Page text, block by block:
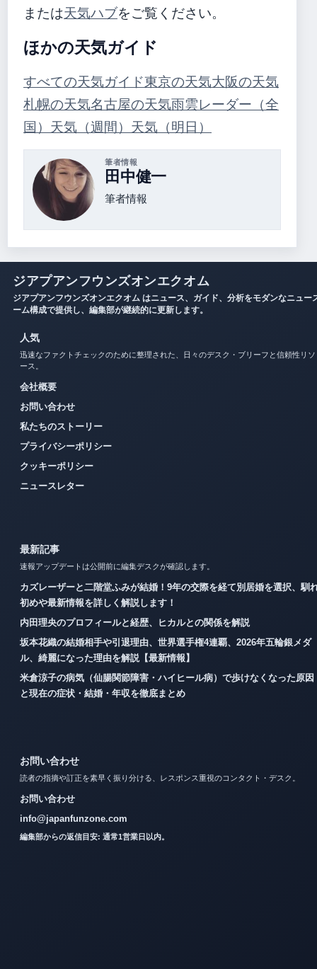
または天気ハブをご覧ください。
ほかの天気ガイド
すべての天気ガイド東京の天気大阪の天気
札幌の天気名古屋の天気雨雲レーダー（全
国） 天気（週間） 天気（明日）
筆者情報
田中健一
筆者情報
ジアプアンフウンズオンエクオム
ジアプアンフウンズオンエクオム はニュース、ガイド、分析をモダンなニュー
ーム構成で提供し、編集部が継続的に更新します。
人気
迅速なファクトチェックのために整理された、日々のデスク・ブリーフと信頼性リソ
ース。
会社概要
お問い合わせ
私たちのストーリー
プライバシーポリシー
クッキーポリシー
ニュースレター
最新記事
速報アップデートは公開前に編集デスクが確認します。
カズレーザーと二階堂ふみが結婚！9年の交際を経て別居婚を選択、馴
初めや最新情報を詳しく解説します！
内田理央のプロフィールと経歴、ヒカルとの関係を解説
坂本花織の結婚相手や引退理由、世界選手権4連覇、2026年五輪銀メダ
ル、綺麗になった理由を解説【最新情報】
米倉涼子の病気（仙腸関節障害・ハイヒール病）で歩けなくなった原因
と現在の症状・結婚・年収を徹底まとめ
お問い合わせ
読者の指摘や訂正を素早く振り分ける、レスポンス重視のコンタクト・デスク。
お問い合わせ
info@japanfunzone.com
編集部からの返信目安: 通常1営業日以内。